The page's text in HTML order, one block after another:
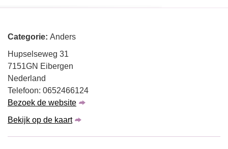
Categorie: Anders
Hupselseweg 31
7151GN Eibergen
Nederland
Telefoon: 0652466124
Bezoek de website
Bekijk op de kaart